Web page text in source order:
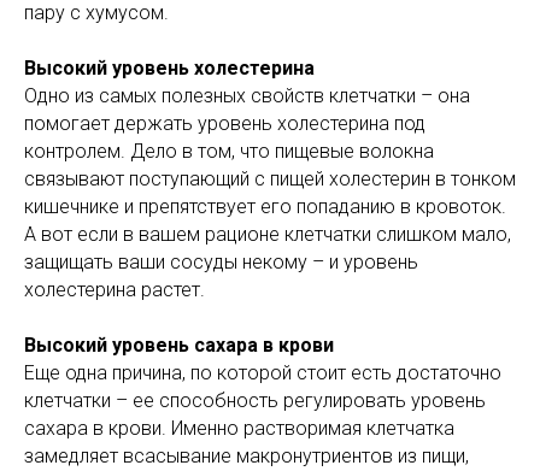
пару с хумусом.
Высокий уровень холестерина
Одно из самых полезных свойств клетчатки – она
помогает держать уровень холестерина под
контролем. Дело в том, что пищевые волокна
связывают поступающий с пищей холестерин в тонком
кишечнике и препятствует его попаданию в кровоток.
А вот если в вашем рационе клетчатки слишком мало,
защищать ваши сосуды некому – и уровень
холестерина растет.
Высокий уровень сахара в крови
Еще одна причина, по которой стоит есть достаточно
клетчатки – ее способность регулировать уровень
сахара в крови. Именно растворимая клетчатка
замедляет всасывание макронутриентов из пищи,